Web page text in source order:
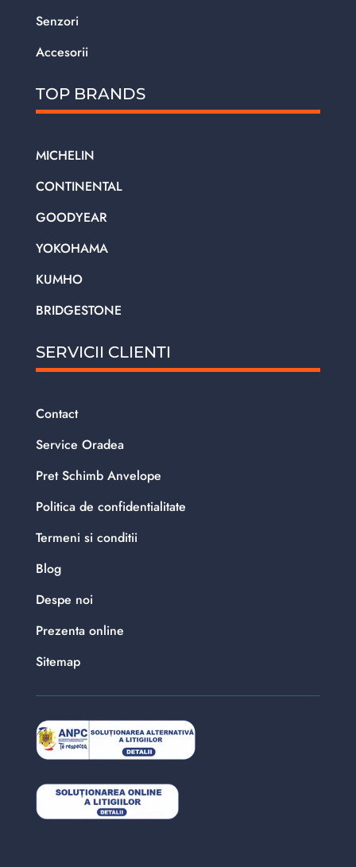
Senzori
Accesorii
TOP BRANDS
MICHELIN
CONTINENTAL
GOODYEAR
YOKOHAMA
KUMHO
BRIDGESTONE
SERVICII CLIENTI
Contact
Service Oradea
Pret Schimb Anvelope
Politica de confidentialitate
Termeni si conditii
Blog
Despe noi
Prezenta online
Sitemap